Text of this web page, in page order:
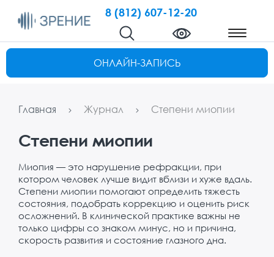
8 (812) 607-12-20
ОНЛАЙН-ЗАПИСЬ
Главная Журнал Степени миопии
Степени миопии
Миопия — это нарушение рефракции, при
котором человек лучше видит вблизи и хуже вдаль.
Степени миопии помогают определить тяжесть
состояния, подобрать коррекцию и оценить риск
осложнений. В клинической практике важны не
только цифры со знаком минус, но и причина,
скорость развития и состояние глазного дна.